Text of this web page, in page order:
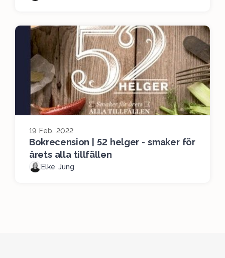
19 Feb, 2022
Bokrecension | 52 helger - smaker för
årets alla tillfällen
Elke Jung